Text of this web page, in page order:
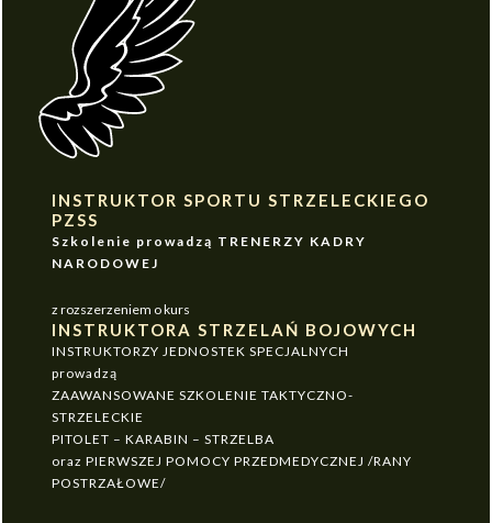
INSTRUKTOR SPORTU STRZELECKIEGO
PZSS
Szkolenie prowadzą TRENERZY KADRY
NARODOWEJ
z rozszerzeniem o kurs
INSTRUKTORA STRZELAŃ BOJOWYCH
INSTRUKTORZY JEDNOSTEK SPECJALNYCH
prowadzą
ZAAWANSOWANE SZKOLENIE TAKTYCZNO-
STRZELECKIE
PITOLET – KARABIN – STRZELBA
oraz PIERWSZEJ POMOCY PRZEDMEDYCZNEJ /RANY
POSTRZAŁOWE/